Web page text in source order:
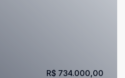
R$ 734.000,00